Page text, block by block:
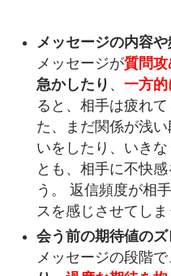
メッセージの内容や
メッセージが質問攻
急かしたり 、 一方的
ると、相手は疲れ
た、まだ関係が浅
いをしたり、いき
とも、相手に不快
う。 返信頻度が相
スを感じさせてしま
会う前の期待値のズ
メッセージの段階で